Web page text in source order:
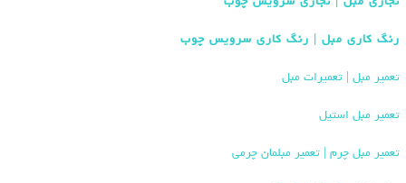
رنگ کاری مبل | رنگ کاری سرویس چوب
تعمیر مبل | تعمیرات مبل
تعمیر مبل استیل
تعمیر مبل چرم | تعمیر مبلمان چرمی